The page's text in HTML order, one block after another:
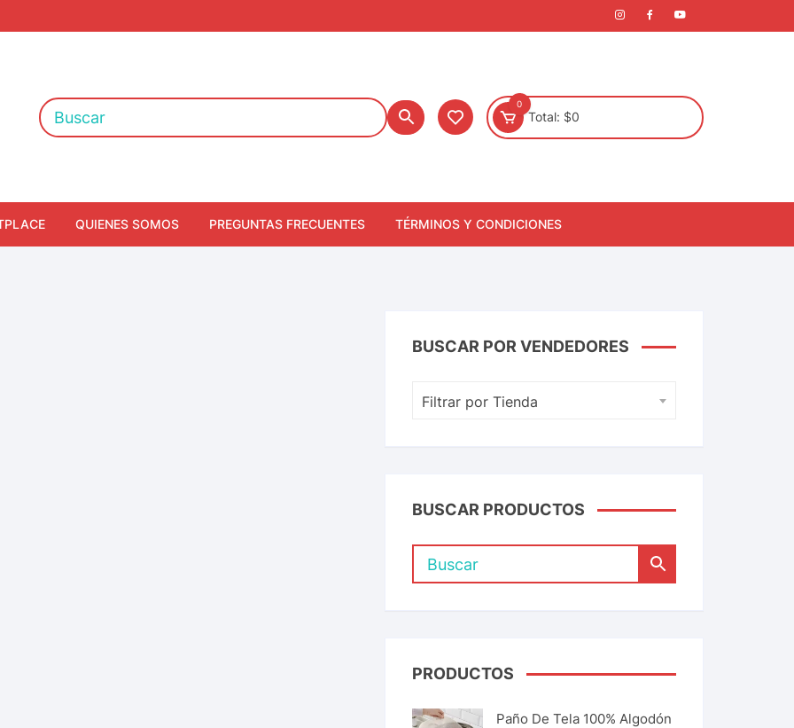
0
Total: $0
QUIENES SOMOS PREGUNTAS FRECUENTES TÉRMINOS Y CONDICIONES
BUSCAR POR VENDEDORES
Filtrar por Tienda
BUSCAR PRODUCTOS
PRODUCTOS
Paño De Tela 100% Algodón